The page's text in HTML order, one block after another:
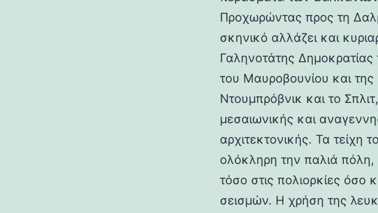
Προχωρώντας προς τη
σκηνικό αλλάζει και
Γαληνοτάτης Δημοκρατίας
του Μαυροβουνίου και
Ντουμπρόβνικ και το
μεσαιωνικής και
αρχιτεκτονικής. Τα τείχη
ολόκληρη την παλιά
τόσο στις πολιορκίες όσο
σεισμών. Η χρήση της